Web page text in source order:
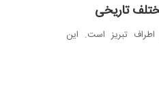
تاریخی
اطراف تبریز است. این